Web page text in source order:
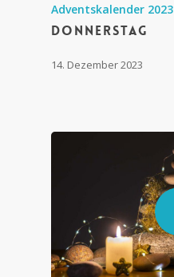
Adventskalender 2023
Donnerstag
14. Dezember 2023